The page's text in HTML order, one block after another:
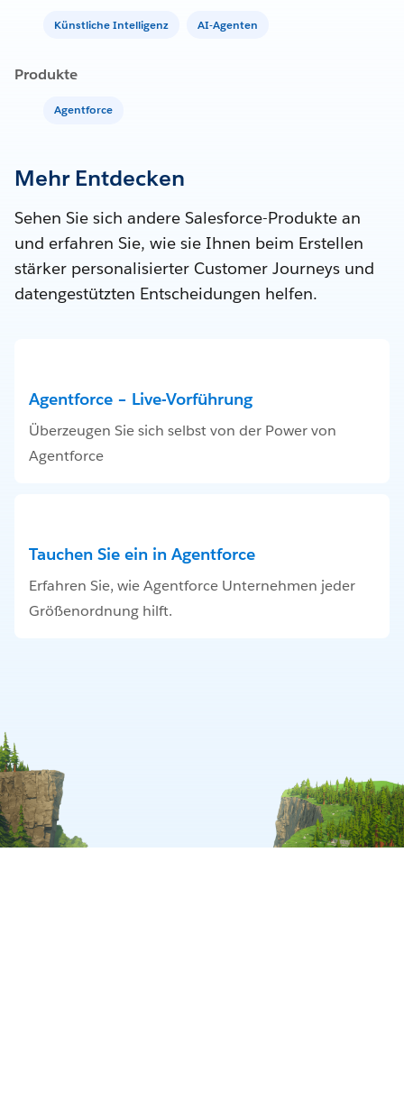
Künstliche Intelligenz AI-Agenten
Produkte
Agentforce
Mehr Entdecken
Sehen Sie sich andere Salesforce-Produkte an
und erfahren Sie, wie sie Ihnen beim Erstellen
stärker personalisierter Customer Journeys und
datengestützten Entscheidungen helfen.
Agentforce – Live-Vorführung
Überzeugen Sie sich selbst von der Power von
Agentforce
Tauchen Sie ein in Agentforce
Erfahren Sie, wie Agentforce Unternehmen jeder
Größenordnung hilft.